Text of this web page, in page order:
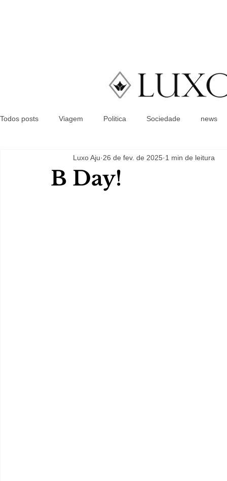
Todos posts Viagem Politica Sociedade news
B Day!
Luxo Aju 26 de fev. de 2025 1 min de leitura